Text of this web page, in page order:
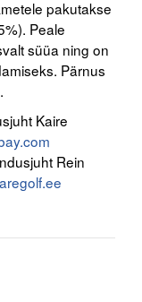
pakutakse
Peale
süüa ning on
Pärnus
Kaire
Rein